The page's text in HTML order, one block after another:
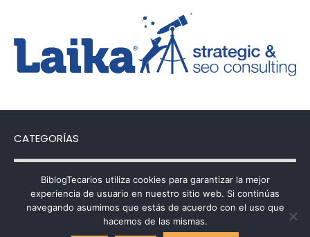
CATEGORÍAS
Categorías
BiblogTecarios utiliza cookies para garantizar la mejor
experiencia de usuario en nuestro sitio web. Si continúas
navegando asumimos que estás de acuerdo con el uso que
hacemos de las mismas.